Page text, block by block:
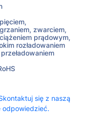
zwarciem,
prądowym,
rozładowaniem
się z naszą
odpowiedzieć.